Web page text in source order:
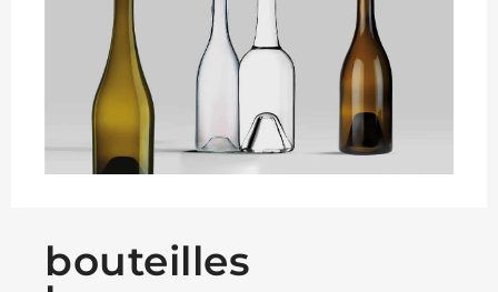
bouteilles